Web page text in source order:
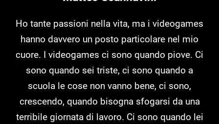
Ho tante passioni nella vita, ma i videogames
hanno davvero un posto particolare nel mio
cuore. I videogames ci sono quando piove. Ci
sono quando sei triste, ci sono quando a
scuola le cose non vanno bene, ci sono,
crescendo, quando bisogna sfogarsi da una
terribile giornata di lavoro. Ci sono quando lei